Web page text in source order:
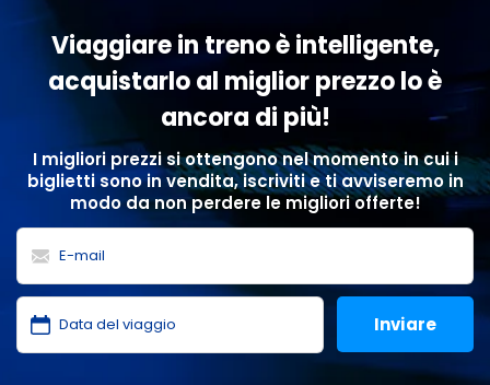
Viaggiare in treno è intelligente,
acquistarlo al miglior prezzo lo è
ancora di più!
I migliori prezzi si ottengono nel momento in cui i
biglietti sono in vendita, iscriviti e ti avviseremo in
modo da non perdere le migliori offerte!